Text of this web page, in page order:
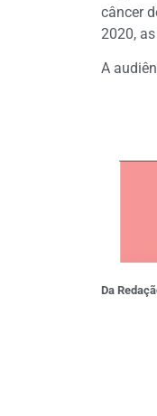
câncer
2020,
A
Da